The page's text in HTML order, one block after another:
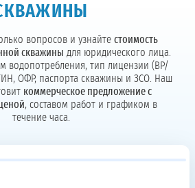
вопросов и узнайте стоимость
скважины для юридического лица.
водопотребления, тип лицензии (ВР/
ОФР, паспорта скважины и ЗСО. Наш
коммерческое предложение с
, составом работ и графиком в
течение часа.